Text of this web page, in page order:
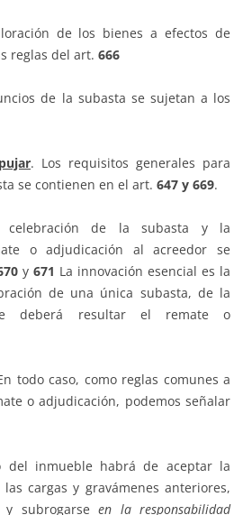
de los bienes a efectos de
reglas del art. 666
de la subasta se sujetan a los
. Los requisitos generales para
se contienen en el art. 647 y 669.
celebración de la subasta y la
o adjudicación al acreedor se
y 671 La innovación esencial es la
de una única subasta, de la
deberá resultar el remate o
todo caso, como reglas comunes a
o adjudicación, podemos señalar
del inmueble habrá de aceptar la
cargas y gravámenes anteriores,
y subrogarseen la responsabilidad